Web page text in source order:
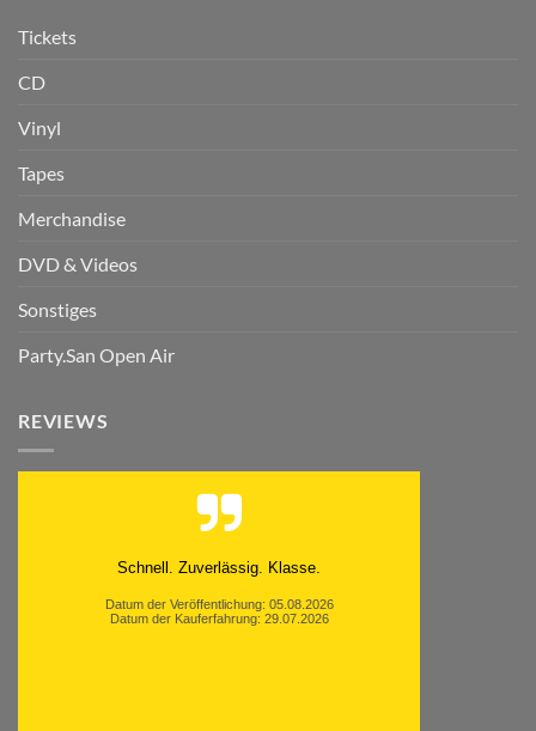
Tickets
CD
Vinyl
Tapes
Merchandise
DVD & Videos
Sonstiges
Party.San Open Air
REVIEWS
Schnell. Zuverlässig. Klasse.
Datum der Veröffentlichung: 05.08.2026
Datum der Kauferfahrung: 29.07.2026